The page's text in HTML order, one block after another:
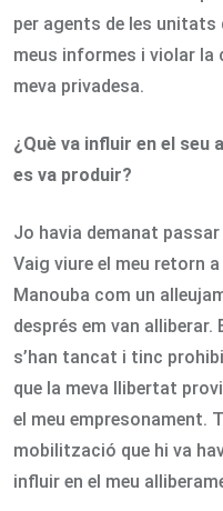
per agents de les unitats
meus informes i violar
meva privadesa.
¿Què va influir en el seu
es va produir?
Jo havia demanat
Vaig viure el meu retorn
Manouba com un
després em van
s’han tancat i tinc
que la meva llibertat
el meu empresonament.
mobilització que hi va
influir en el meu